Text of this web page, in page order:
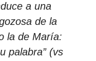
a una
de la
la de María:
palabra” (vs